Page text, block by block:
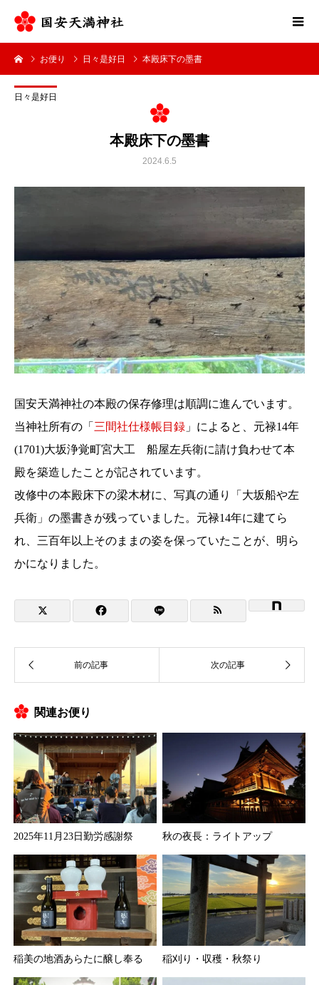
お便り 日々是好日 本殿床下の墨書
日々是好日
本殿床下の墨書
2024.6.5
国安天満神社の本殿の保存修理は順調に進んでいます。
当神社所有の「 三間社仕様帳目録 」によると、元禄14年
(1701)大坂浄覚町宮大工 船屋左兵衛に請け負わせて本
殿を築造したことが記されています。
改修中の本殿床下の梁木材に、写真の通り「大坂船や左
兵衛」の墨書きが残っていました。元禄14年に建てら
れ、三百年以上そのままの姿を保っていたことが、明ら
かになりました。
関連お便り
2025年11月23日勤労感謝祭 秋の夜長：ライトアップ
稲美の地酒あらたに醸し奉る 稲刈り・収穫・秋祭り